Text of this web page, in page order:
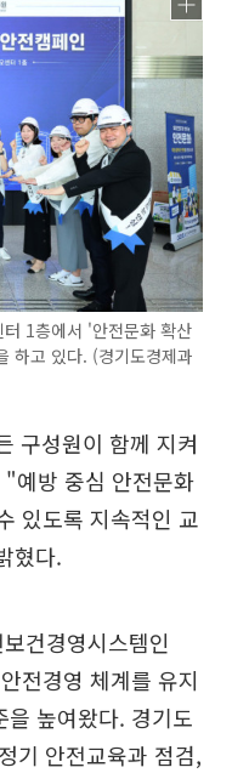
1층에서 '안전문화 확산
하고 있다. (경기도경제과
구성원이 함께 지켜
예방 중심 안전문화
있도록 지속적인 교
혔다.
건경영시스템인
전경영 체계를 유지
높여왔다. 경기도
기 안전교육과 점검,